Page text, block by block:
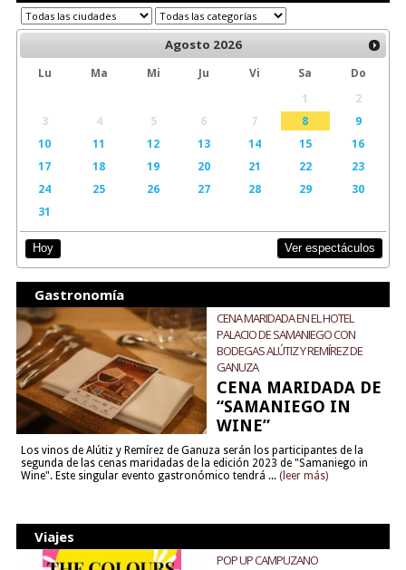
Agosto 2026
Lu Ma Mi Ju Vi Sa
Do
1
2
3
4 5 6 7 8
9
10
11 12 13 14 15
16
17
18 19 20 21 22
23
24
25 26 27 28 29
30
31
Hoy Ver espectáculos
Gastronomía
CENA MARIDADA EN EL HOTEL
PALACIO DE SAMANIEGO CON
BODEGAS ALÚTIZ Y REMÍREZ DE
GANUZA
CENA MARIDADA DE
“SAMANIEGO IN
WINE”
Los vinos de Alútiz y Remírez de Ganuza serán los participantes de la
segunda de las cenas maridadas de la edición 2023 de "Samaniego in
Wine". Este singular evento gastronómico tendrá ... (leer más)
Viajes
POP UP CAMPUZANO